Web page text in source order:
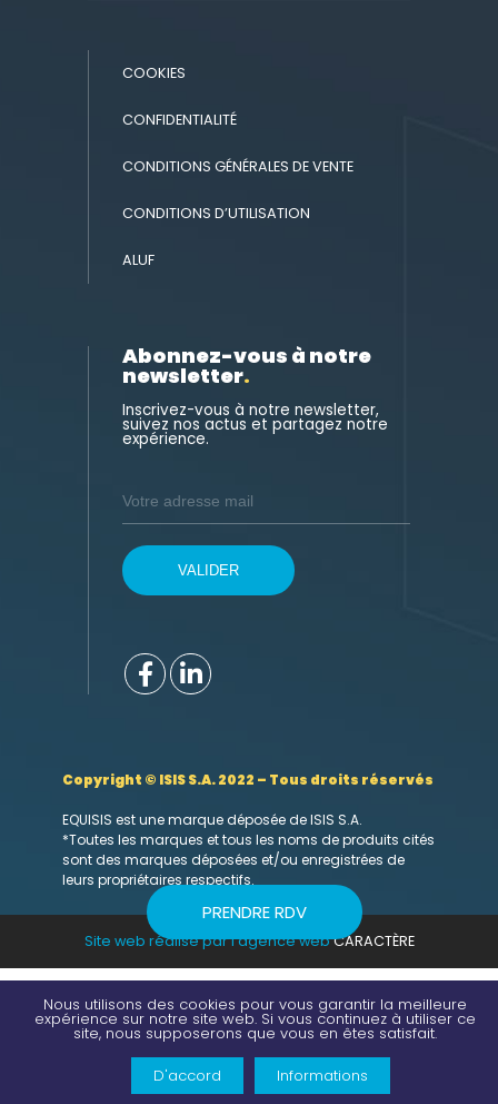
PRENDRE RDV
COOKIES
CONFIDENTIALITÉ
CONDITIONS GÉNÉRALES DE VENTE
CONDITIONS D’UTILISATION
ALUF
Abonnez-vous à notre
newsletter.
Inscrivez-vous à notre newsletter,
suivez nos actus et partagez notre
expérience.
Copyright © ISIS S.A. 2022 – Tous droits réservés
EQUISIS est une marque déposée de ISIS S.A.
*Toutes les marques et tous les noms de produits cités
sont des marques déposées et/ou enregistrées de
leurs propriétaires respectifs.
Site web réalisé par l’agence webCARACTÈRE
Nous utilisons des cookies pour vous garantir la meilleure
expérience sur notre site web. Si vous continuez à utiliser ce
site, nous supposerons que vous en êtes satisfait.
D'accord
Informations